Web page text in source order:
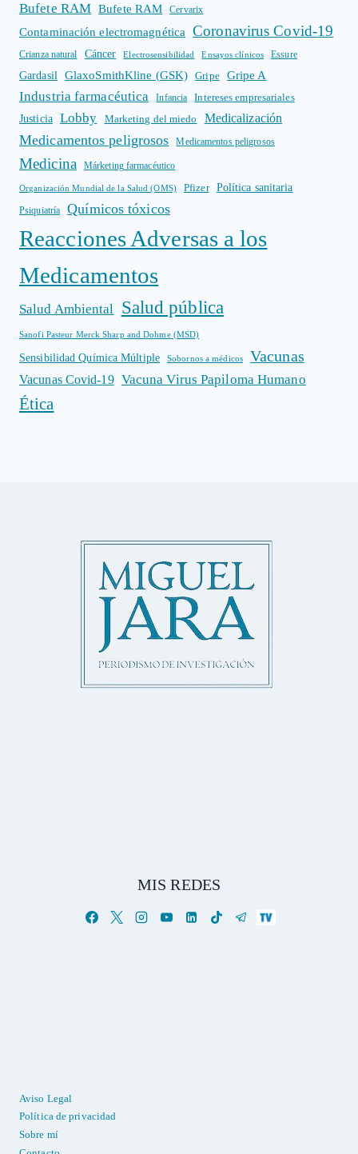
Bufete RAM Bufete RAM Cervarix
Contaminación electromagnética Coronavirus Covid-19
Crianza natural Cáncer Electrosensibilidad Ensayos clínicos Essure
Gardasil GlaxoSmithKline (GSK) Gripe Gripe A
Industria farmacéutica Infancia
Intereses empresariales
Justicia
Lobby Marketing del miedo Medicalización
Medicamentos peligrosos Medicamentos peligrosos
Medicina Márketing farmacéutico
Organización Mundial de la Salud (OMS) Pfizer Política sanitaria
Psiquiatría Químicos tóxicos
Reacciones Adversas a los
Medicamentos
Salud Ambiental Salud pública
Sanofi Pasteur Merck Sharp and Dohme (MSD)
Sensibilidad Química Múltiple Sobornos a médicos Vacunas
Vacunas Covid-19 Vacuna Virus Papiloma Humano
Ética
MIS REDES
Aviso Legal
Política de privacidad
Sobre mí